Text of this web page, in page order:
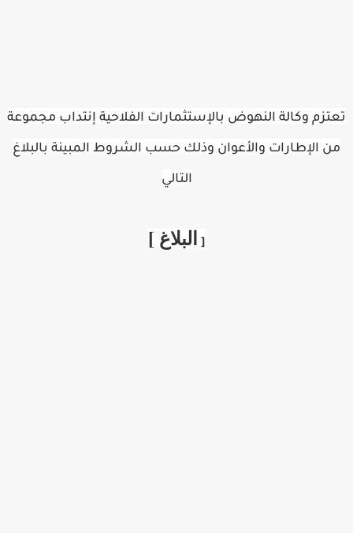
وكالة النهوض بالإستثمارات الفلاحية إنتداب مجموعة
الإطارات والأعوان وذلك حسب الشروط المبينة بالبلاغ
التالي
البلاغ]